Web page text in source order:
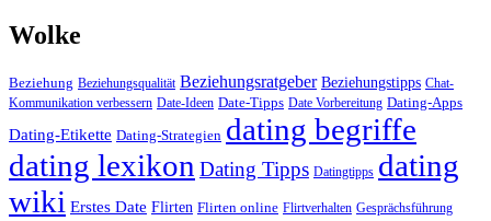
Wolke
Beziehung Beziehungsqualität Beziehungsratgeber Beziehungstipps Chat-
Kommunikation verbessern Date-Ideen Date-Tipps Date Vorbereitung Dating-Apps
Dating-Etikette Dating-Strategien dating begriffe
dating lexikon Dating Tipps Datingtipps dating
wiki Erstes Date Flirten Flirten online Flirtverhalten Gesprächsführung